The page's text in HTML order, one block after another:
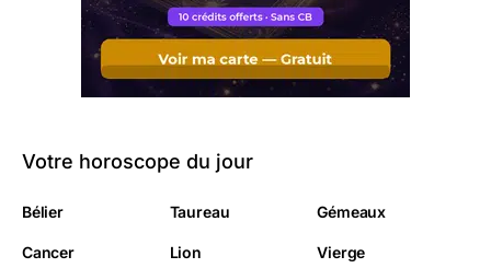
Votre horoscope du jour
Bélier Taureau Gémeaux
Cancer Lion Vierge